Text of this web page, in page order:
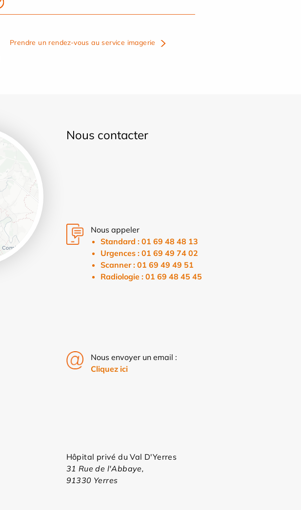
Prendre un rendez-vous au service imagerie
Nous contacter
Nous appeler
Standard : 01 69 48 48 13
Urgences : 01 69 49 74 02
Scanner : 01 69 49 49 51
Radiologie : 01 69 48 45 45
Nous envoyer un email :
Cliquez ici
Hôpital privé du Val D'Yerres
31 Rue de l'Abbaye,
91330 Yerres